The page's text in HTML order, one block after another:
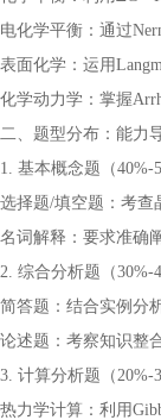
电化学平衡：通过
表面化学：运用
化学动力学：掌握
二、题型分布：能力
1. 基本概念题（40%-
选择题/填空题：考查
名词解释：要求准确
2. 综合分析题（30%-
简答题：结合实例分
论述题：考察知识整
3. 计算分析题（20%-
热力学计算：利用